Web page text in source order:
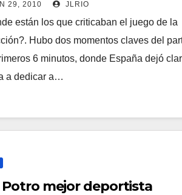
29, 2010 JLRIO
están los que criticaban el juego de la
Hubo dos momentos claves del
6 minutos, donde España dejó
a dedicar a…
Potro mejor deportista